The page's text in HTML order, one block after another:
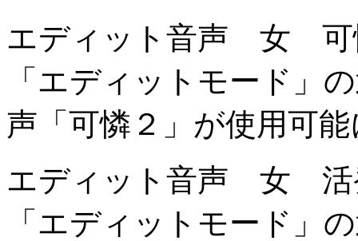
エディット音声 女 可
「エディットモード」
声「可憐２」が使用可
エディット音声 女 活
「エディットモード」